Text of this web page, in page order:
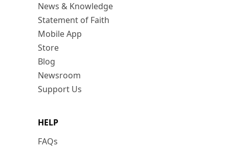
News & Knowledge
Statement of Faith
Mobile App
Store
Blog
Newsroom
Support Us
HELP
FAQs